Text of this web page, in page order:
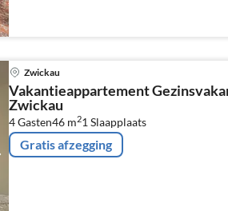
Zwickau
Vakantieappartement
Zwickau
4 Gasten46 m21 Slaapplaats
Gratis afzegging